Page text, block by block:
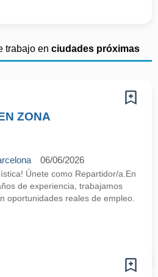
trabajo en ciudades próximas
ZONA
06/06/2026
Únete como Repartidor/a.En
de experiencia, trabajamos
oportunidades reales de empleo.